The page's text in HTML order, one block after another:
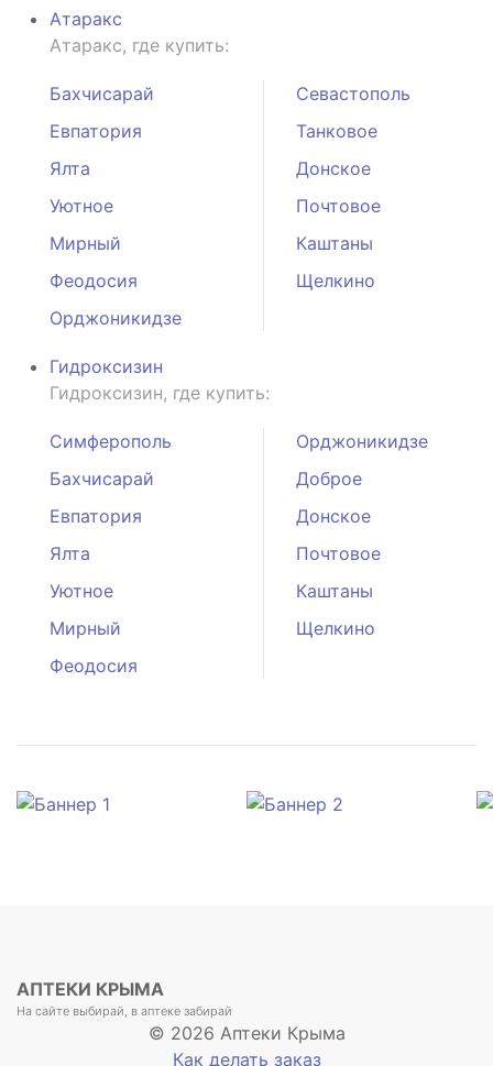
Атаракс
Атаракс, где купить:
Бахчисарай
Евпатория
Ялта
Уютное
Мирный
Феодосия
Орджоникидзе
Севастополь
Танковое
Донское
Почтовое
Каштаны
Щелкино
Гидроксизин
Гидроксизин, где купить:
Симферополь
Бахчисарай
Евпатория
Ялта
Уютное
Мирный
Феодосия
Орджоникидзе
Доброе
Донское
Почтовое
Каштаны
Щелкино
АПТЕКИ КРЫМА
На сайте выбирай, в аптеке забирай
© 2026 Аптеки Крыма
Как делать заказ